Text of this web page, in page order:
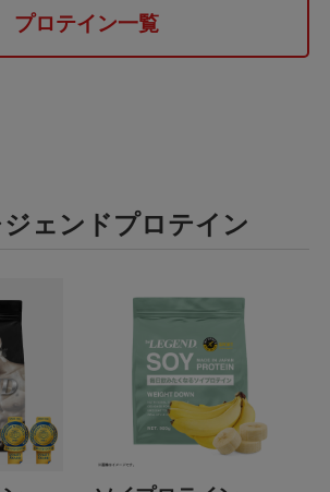
プロテイン一覧
ジェンドプロテイン